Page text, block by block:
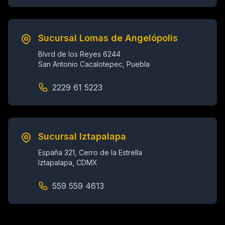
Sucursal Lomas de Angelópolis
Blvrd de los Reyes 6244
San Antonio Cacalotepec, Puebla
2229 61 5223
Sucursal Iztapalapa
España 321, Cerro de la Estrella
Iztapalapa, CDMX
559 559 4613